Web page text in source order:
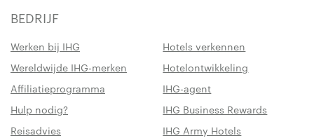
BEDRIJF
Werken bij IHG
Hotels verkennen
Wereldwijde IHG-merken
Hotelontwikkeling
Affiliatieprogramma
IHG-agent
Hulp nodig?
IHG Business Rewards
Reisadvies
IHG Army Hotels